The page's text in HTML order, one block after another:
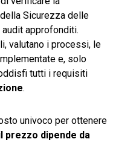
Sicurezza delle
audit approfonditi.
valutano i processi, le
e, solo
tutti i requisiti
.
univoco per ottenere
prezzo dipende da